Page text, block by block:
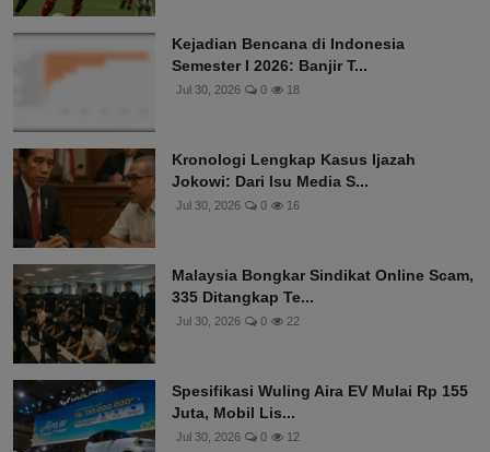
Kejadian Bencana di Indonesia
Semester I 2026: Banjir T...
Jul 30, 2026 0 18
Kronologi Lengkap Kasus Ijazah
Jokowi: Dari Isu Media S...
Jul 30, 2026 0 16
Malaysia Bongkar Sindikat Online Scam,
335 Ditangkap Te...
Jul 30, 2026 0 22
Spesifikasi Wuling Aira EV Mulai Rp 155
Juta, Mobil Lis...
Jul 30, 2026 0 12